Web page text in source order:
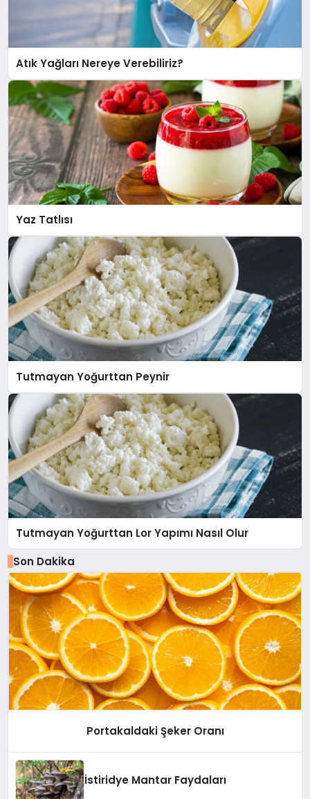
Atık Yağları Nereye Verebiliriz?
Yaz Tatlısı
Tutmayan Yoğurttan Peynir
Tutmayan Yoğurttan Lor Yapımı Nasıl Olur
Son Dakika
Portakaldaki Şeker Oranı
İstiridye Mantar Faydaları